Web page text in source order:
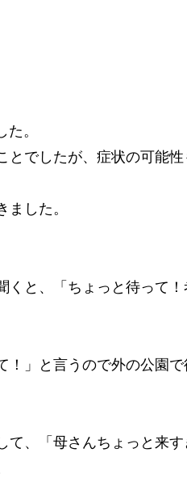
。
でしたが、症状の可能性
した。
くと、「ちょっと待って
」と言うので外の公園で
、「母さんちょっと来す